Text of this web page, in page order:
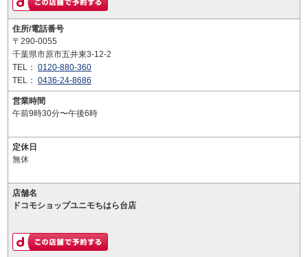
住所/電話番号
〒290-0055
千葉県市原市五井東3-12-2
TEL： 0120-880-360
TEL： 0436-24-8686
営業時間
午前9時30分〜午後6時
定休日
無休
店舗名
ドコモショップユニモちはら台店